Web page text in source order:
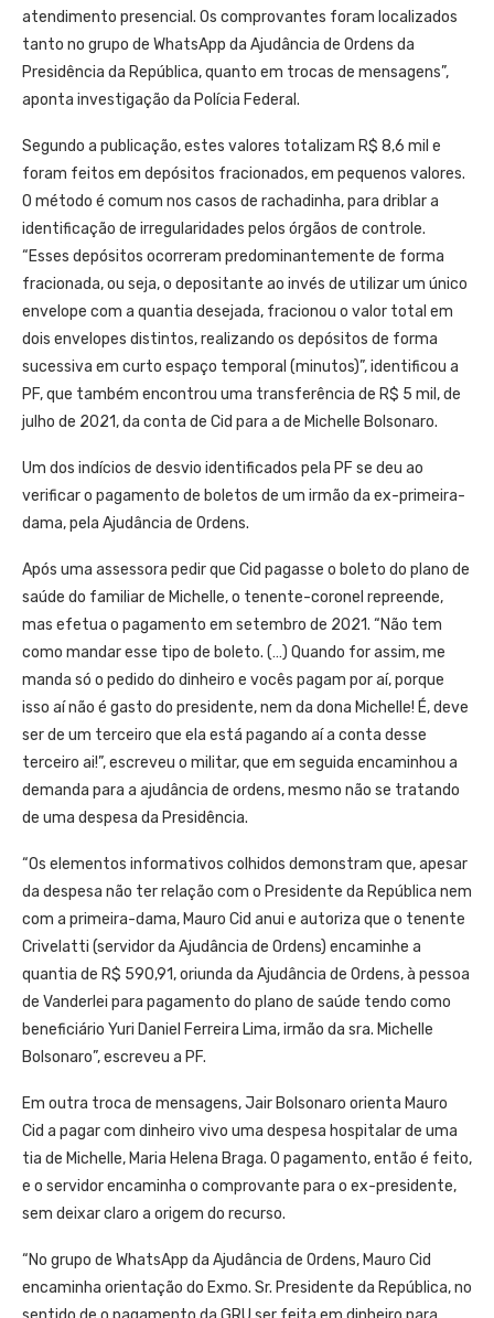
atendimento presencial. Os comprovantes foram localizados
tanto no grupo de WhatsApp da Ajudância de Ordens da
Presidência da República, quanto em trocas de mensagens”,
aponta investigação da Polícia Federal.
Segundo a publicação, estes valores totalizam R$ 8,6 mil e
foram feitos em depósitos fracionados, em pequenos valores.
O método é comum nos casos de rachadinha, para driblar a
identificação de irregularidades pelos órgãos de controle.
“Esses depósitos ocorreram predominantemente de forma
fracionada, ou seja, o depositante ao invés de utilizar um único
envelope com a quantia desejada, fracionou o valor total em
dois envelopes distintos, realizando os depósitos de forma
sucessiva em curto espaço temporal (minutos)”, identificou a
PF, que também encontrou uma transferência de R$ 5 mil, de
julho de 2021, da conta de Cid para a de Michelle Bolsonaro.
Um dos indícios de desvio identificados pela PF se deu ao
verificar o pagamento de boletos de um irmão da ex-primeira-
dama, pela Ajudância de Ordens.
Após uma assessora pedir que Cid pagasse o boleto do plano de
saúde do familiar de Michelle, o tenente-coronel repreende,
mas efetua o pagamento em setembro de 2021. “Não tem
como mandar esse tipo de boleto. (…) Quando for assim, me
manda só o pedido do dinheiro e vocês pagam por aí, porque
isso aí não é gasto do presidente, nem da dona Michelle! É, deve
ser de um terceiro que ela está pagando aí a conta desse
terceiro ai!”, escreveu o militar, que em seguida encaminhou a
demanda para a ajudância de ordens, mesmo não se tratando
de uma despesa da Presidência.
“Os elementos informativos colhidos demonstram que, apesar
da despesa não ter relação com o Presidente da República nem
com a primeira-dama, Mauro Cid anui e autoriza que o tenente
Crivelatti (servidor da Ajudância de Ordens) encaminhe a
quantia de R$ 590,91, oriunda da Ajudância de Ordens, à pessoa
de Vanderlei para pagamento do plano de saúde tendo como
beneficiário Yuri Daniel Ferreira Lima, irmão da sra. Michelle
Bolsonaro”, escreveu a PF.
Em outra troca de mensagens, Jair Bolsonaro orienta Mauro
Cid a pagar com dinheiro vivo uma despesa hospitalar de uma
tia de Michelle, Maria Helena Braga. O pagamento, então é feito,
e o servidor encaminha o comprovante para o ex-presidente,
sem deixar claro a origem do recurso.
“No grupo de WhatsApp da Ajudância de Ordens, Mauro Cid
encaminha orientação do Exmo. Sr. Presidente da República, no